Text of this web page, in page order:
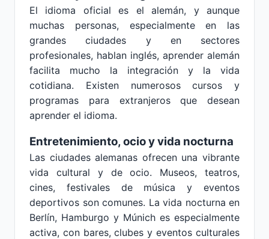
El idioma oficial es el alemán, y aunque
muchas personas, especialmente en las
grandes ciudades y en sectores
profesionales, hablan inglés, aprender alemán
facilita mucho la integración y la vida
cotidiana. Existen numerosos cursos y
programas para extranjeros que desean
aprender el idioma.
Entretenimiento, ocio y vida nocturna
Las ciudades alemanas ofrecen una vibrante
vida cultural y de ocio. Museos, teatros,
cines, festivales de música y eventos
deportivos son comunes. La vida nocturna en
Berlín, Hamburgo y Múnich es especialmente
activa, con bares, clubes y eventos culturales